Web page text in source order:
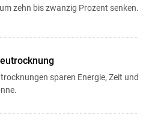
zehn bis zwanzig Prozent senken.
sparen Energie, Zeit und